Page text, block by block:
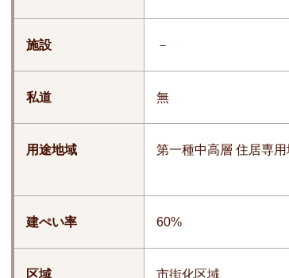
施設 －
私道 無
用途地域 第一種中高層 住居専
建ぺい率 60%
区域 市街化区域